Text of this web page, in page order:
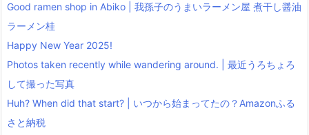
Good ramen shop in Abiko | 我孫子のうまいラーメン屋 煮干し醤油
ラーメン桂
Happy New Year 2025!
Photos taken recently while wandering around. | 最近うろちょろ
して撮った写真
Huh? When did that start? | いつから始まってたの？Amazonふる
さと納税